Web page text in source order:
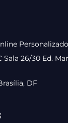
Sala 26/30 Ed.
DF